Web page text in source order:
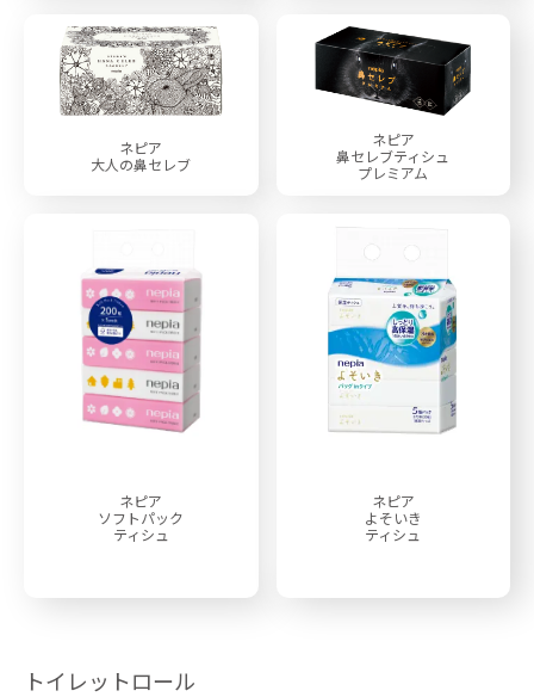
ネピア
大人の鼻セレブ
ネピア
鼻セレブティシュ
プレミアム
ネピア
ソフトパック
ティシュ
ネピア
よそいき
ティシュ
トイレットロール